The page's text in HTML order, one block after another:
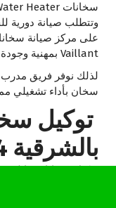
وتتطلب صيانة دورية
على مركز صيانة
Vaillant بمهنية وجودة عالية.
لذلك نوفر فريق
سخان بأداء تشغيلي
توكيل
بالشرقية 2024
توكيل سخانات فايلنت
وإصلاح سخانات
الأصلية. يمكنك